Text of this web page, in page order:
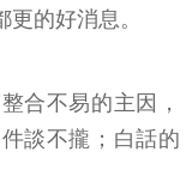
的好消息。
合不易的主因，
談不攏；白話的